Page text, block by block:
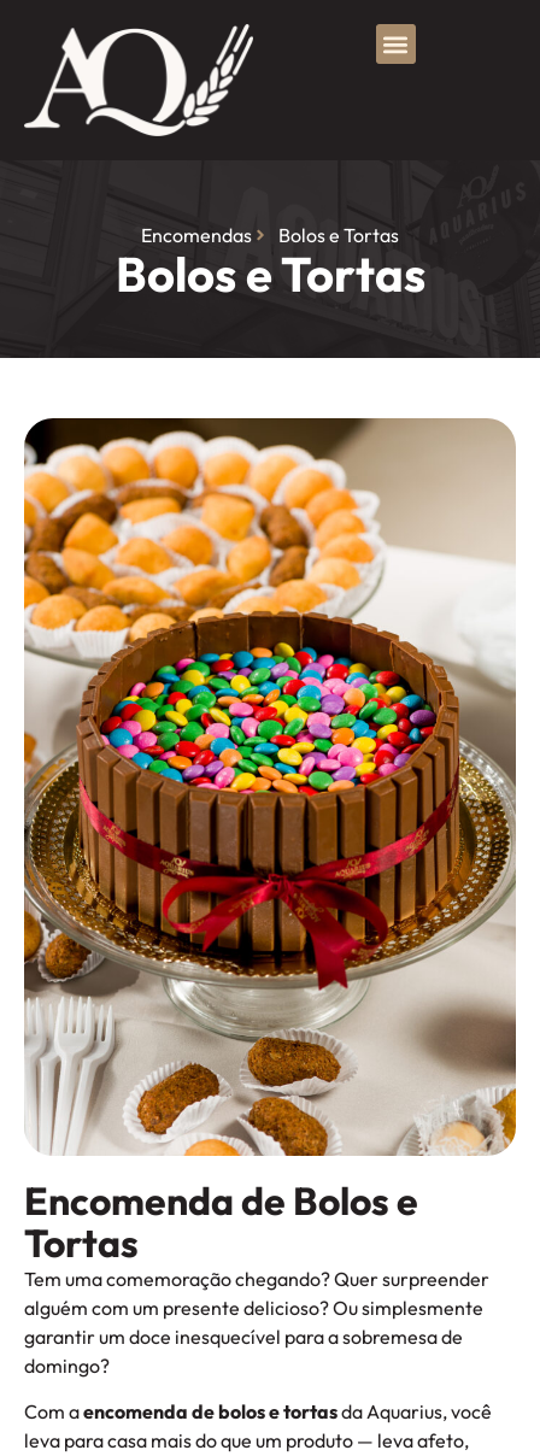
Encomendas Bolos e Tortas
Bolos e Tortas
Encomenda de Bolos e
Tortas
Tem uma comemoração chegando? Quer surpreender
alguém com um presente delicioso? Ou simplesmente
garantir um doce inesquecível para a sobremesa de
domingo?
Com aencomenda de bolos e tortasda Aquarius, você
leva para casa mais do que um produto — leva afeto,